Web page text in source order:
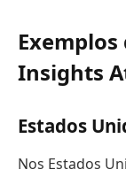
Insights
Estados
Nos Estados